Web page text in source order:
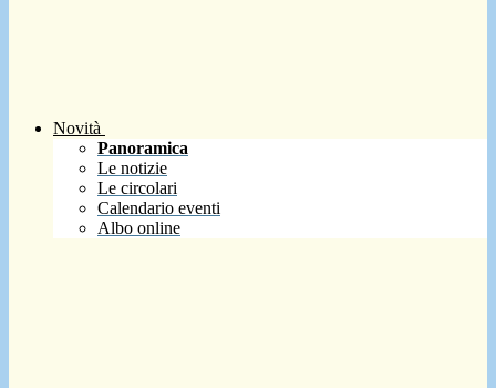
Novità
Panoramica
Le notizie
Le circolari
Calendario eventi
Albo online